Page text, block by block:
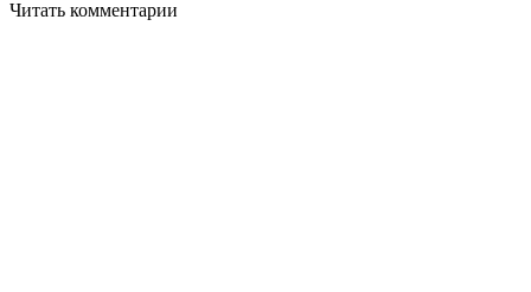
Читать комментарии